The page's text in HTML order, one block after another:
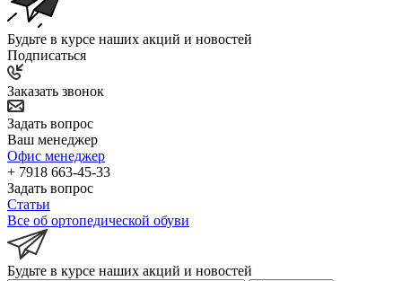
Будьте в курсе наших акций и новостей
Подписаться
Заказать звонок
Задать вопрос
Ваш менеджер
Офис менеджер
+ 7918 663-45-33
Задать вопрос
Статьи
Все об ортопедической обуви
Будьте в курсе наших акций и новостей